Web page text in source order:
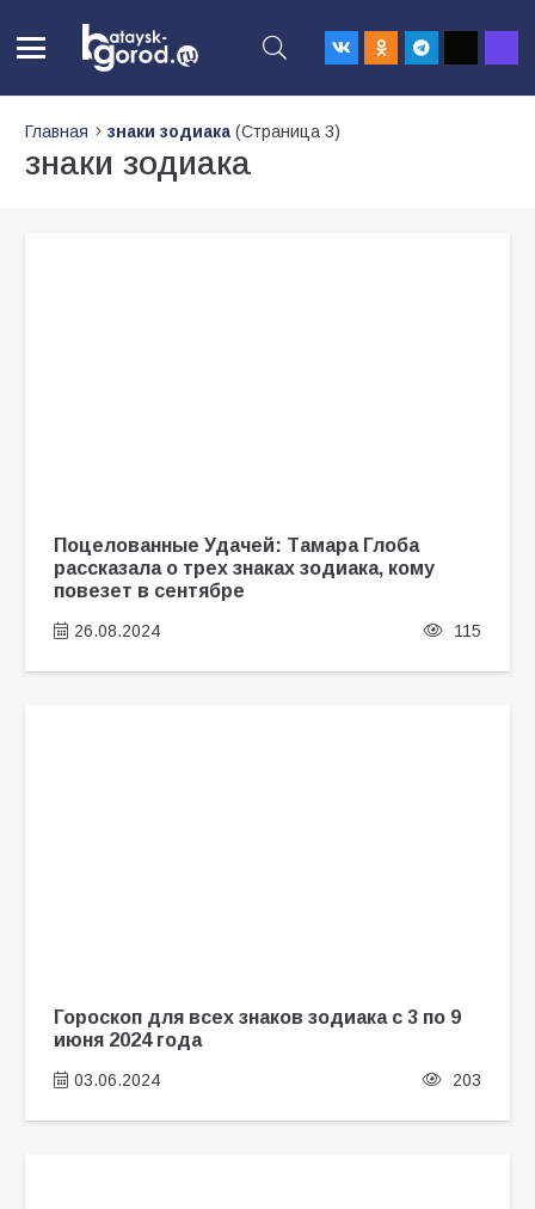
Главная знаки зодиака (Страница 3)
знаки зодиака
Поцелованные Удачей: Тамара Глоба
рассказала о трех знаках зодиака, кому
повезет в сентябре
26.08.2024 115
Гороскоп для всех знаков зодиака с 3 по 9
июня 2024 года
03.06.2024 203